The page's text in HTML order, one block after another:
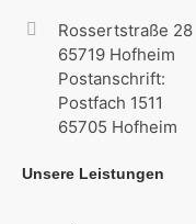
Rossertstraße 28
65719 Hofheim
Postanschrift:
Postfach 1511
65705 Hofheim
Unsere Leistungen